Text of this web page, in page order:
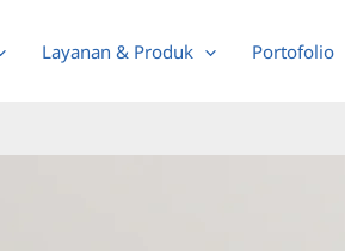
Layanan & Produk Portofolio